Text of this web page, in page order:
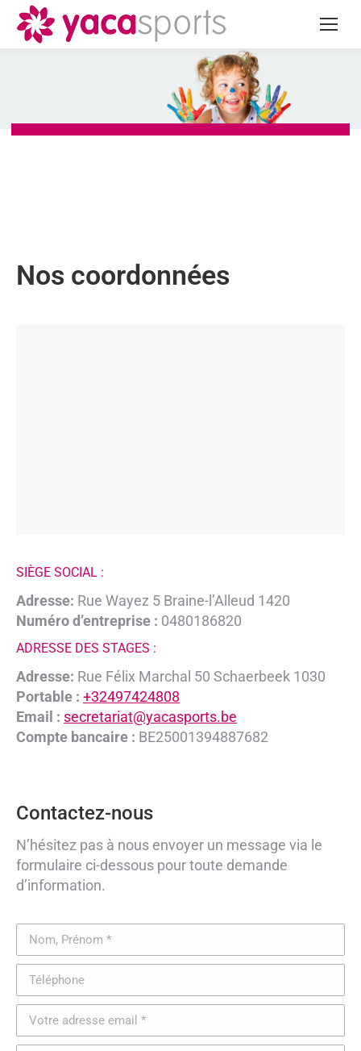
Nos coordonnées
SIÈGE SOCIAL :
Adresse: Rue Wayez 5 Braine-l’Alleud 1420
Numéro d’entreprise : 0480186820
ADRESSE DES STAGES :
Adresse: Rue Félix Marchal 50 Schaerbeek 1030
Portable : +32497424808
Email : secretariat@yacasports.be
Compte bancaire : BE25001394887682
Contactez-nous
N’hésitez pas à nous envoyer un message via le
formulaire ci-dessous pour toute demande
d’information.